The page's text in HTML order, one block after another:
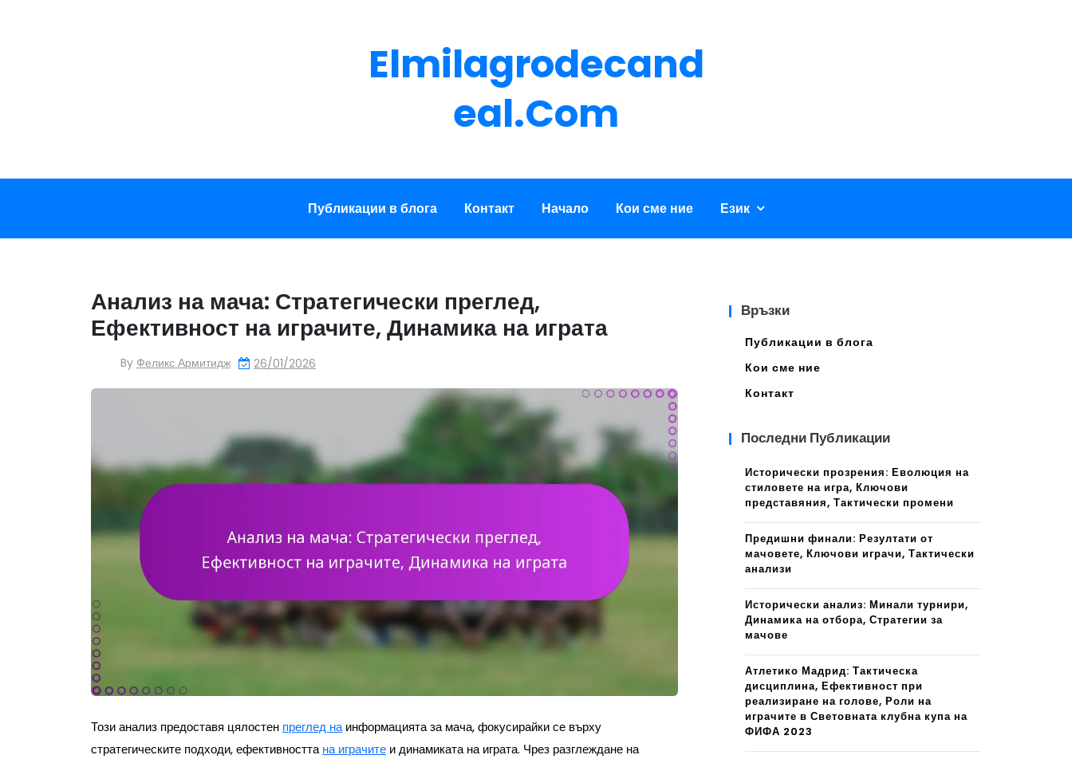
Elmilagrodecand
Eal.com
Публикации в блога Контакт Начало Кои сме ние Език
Анализ на мача: Стратегически преглед,
Ефективност на играчите, Динамика на играта
By Феликс Армитидж 26/01/2026
Този анализ предоставя цялостен преглед наинформацията за мача, фокусирайки се върху
стратегическите подходи, ефективносттана играчите и динамиката на играта. Чрез разглеждане на
Връзки
Публикации в блога
Кои сме ние
Контакт
Последни Публикации
Исторически прозрения: Еволюция на
стиловете на игра, Ключови
представяния, Тактически промени
Предишни финали: Резултати от
мачовете, Ключови играчи, Тактически
анализи
Исторически анализ: Минали турнири,
Динамика на отбора, Стратегии за
мачове
Атлетико Мадрид: Тактическа
дисциплина, Ефективност при
реализиране на голове, Роли на
играчите в Световната клубна купа на
ФИФА 2023